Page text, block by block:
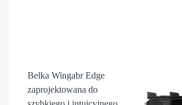
Belka Wingabr Edge
zaprojektowana do